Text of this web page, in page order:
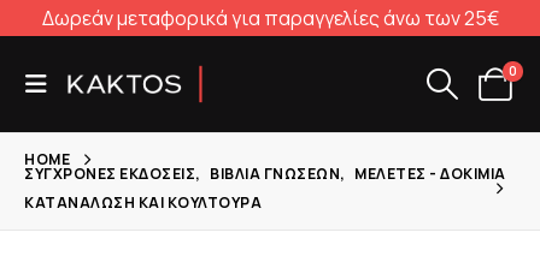
Δωρεάν μεταφορικά για παραγγελίες άνω των 25€
0
HOME
ΣΎΓΧΡΟΝΕΣ ΕΚΔΌΣΕΙΣ, ΒΙΒΛΊΑ ΓΝΏΣΕΩΝ, ΜΕΛΈΤΕΣ - ΔΟΚΊΜΙΑ
ΚΑΤΑΝΆΛΩΣΗ ΚΑΙ ΚΟΥΛΤΟΎΡΑ